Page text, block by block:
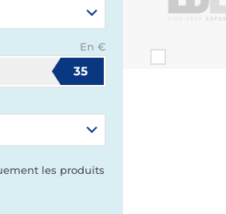
En €
35
les produits